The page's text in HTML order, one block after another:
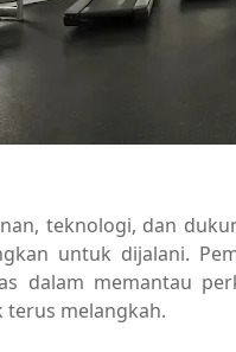
teknologi, dan
untuk dijalani.
dalam memantau
melangkah.